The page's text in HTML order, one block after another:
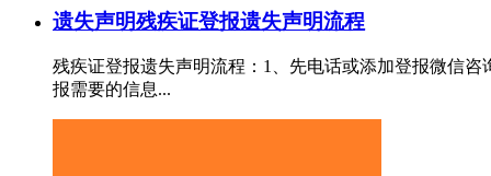
遗失声明残疾证登报遗失声明流程
残疾证登报遗失声明流程：1、先电话或添加登报微信
报需要的信息...